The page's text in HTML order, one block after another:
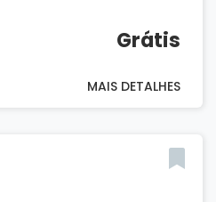
Grátis
MAIS DETALHES